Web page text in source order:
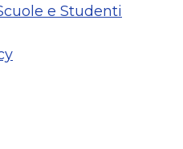
e Studenti